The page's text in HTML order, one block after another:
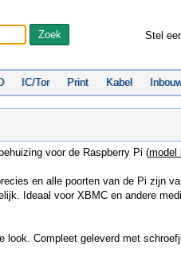
Stel
IC/Tor Print Kabel
voor de Raspberry Pi (model
en alle poorten van de Pi zijn
Ideaal voor XBMC en andere
look. Compleet geleverd met